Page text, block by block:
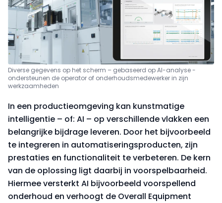
Diverse gegevens op het scherm – gebaseerd op AI-analyse -
ondersteunen de operator of onderhoudsmedewerker in zijn
werkzaamheden
In een productieomgeving kan kunstmatige
intelligentie – of: AI – op verschillende vlakken een
belangrijke bijdrage leveren. Door het bijvoorbeeld
te integreren in automatiseringsproducten, zijn
prestaties en functionaliteit te verbeteren. De kern
van de oplossing ligt daarbij in voorspelbaarheid.
Hiermee versterkt AI bijvoorbeeld voorspellend
onderhoud en verhoogt de Overall Equipment